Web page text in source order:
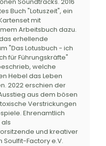
Buch "Lotuszeit", ein
mit
Arbeitsbuch dazu.
erhellende
"Das Lotusbuch - ich
für Führungskräfte"
welche
Hebel das Leben
2022 erschien der
aus dem bösen
Verstrickungen
Ehrenamtlich
und kreativer
Soulfit-Factory e.V.